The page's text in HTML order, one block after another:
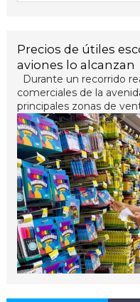
Precios de útiles
aviones lo alcanzan
Durante un recorrido
comerciales de la
principales zonas de